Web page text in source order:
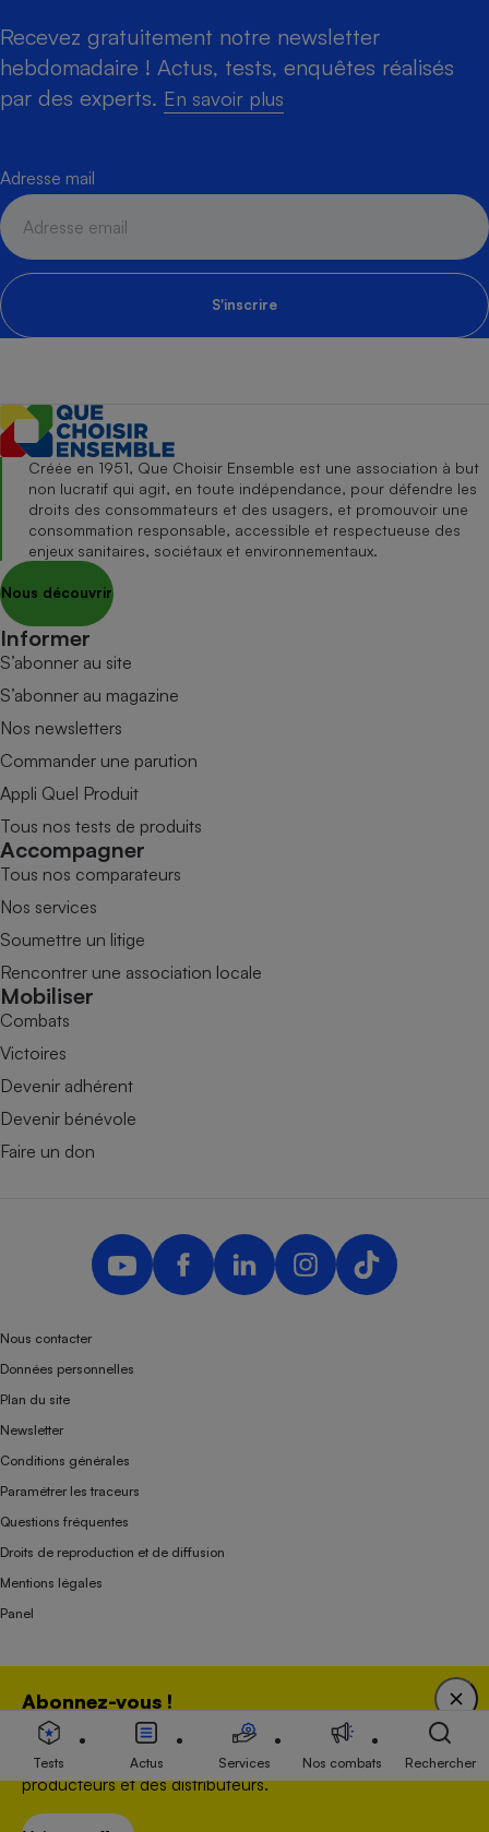
Recevez gratuitement notre newsletter
hebdomadaire ! Actus, tests, enquêtes réalisés
par des experts. En savoir plus
Adresse mail
S'inscrire
Abonnez-vous !
Bénéficiez d'une expertise unique tout en soutenant
une association 100 % indépendante de l'Etat, des
producteurs et des distributeurs.
Créée en 1951, Que Choisir Ensemble est une association à but
non lucratif qui agit, en toute indépendance, pour défendre les
droits des consommateurs et des usagers, et promouvoir une
consommation responsable, accessible et respectueuse des
enjeux sanitaires, sociétaux et environnementaux.
Nous découvrir
Informer
S’abonner au site
S’abonner au magazine
Nos newsletters
Commander une parution
Appli Quel Produit
Tous nos tests de produits
Accompagner
Tous nos comparateurs
Nos services
Soumettre un litige
Rencontrer une association locale
Mobiliser
Combats
Victoires
Devenir adhérent
Devenir bénévole
Faire un don
Nous contacter
Données personnelles
Plan du site
Newsletter
Conditions générales
Paramétrer les traceurs
Questions fréquentes
Droits de reproduction et de diffusion
Mentions légales
Panel
Association indépendante de l’État, des syndicats, des producteurs et des
distributeurs depuis 1951.
Tests Actus Services Nos combats Rechercher